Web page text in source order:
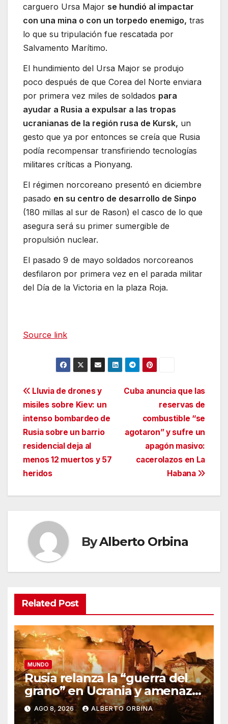
carguero Ursa Major se hundió al impactar
con una mina o con un torpedo enemigo, tras
lo que su tripulación fue rescatada por
Salvamento Marítimo.
El hundimiento del Ursa Major se produjo
poco después de que Corea del Norte enviara
por primera vez miles de soldados para
ayudar a Rusia a expulsar a las tropas
ucranianas de la región rusa de Kursk, un
gesto que ya por entonces se creía que Rusia
podía recompensar transfiriendo tecnologías
militares críticas a Pionyang.
El régimen norcoreano presentó en diciembre
pasado en su centro de desarrollo de Sinpo
(180 millas al sur de Rason) el casco de lo que
asegura será su primer sumergible de
propulsión nuclear.
El pasado 9 de mayo soldados norcoreanos
desfilaron por primera vez en el parada militar
del Día de la Victoria en la plaza Roja.
Source link
Navegación
de
entradas
Cuba anuncia que las
reservas de
combustible “se
agotaron” y sufre un
apagón masivo:
cacerolazos en La
Habana
Lluvia de drones y
misiles sobre Kiev: un
intenso bombardeo de
Rusia sobre un barrio
residencial deja al
menos 12 muertos y 57
heridos
ByAlberto Orbina
Related Post
MUNDO
Rusia relanza la “guerra del
grano” en Ucrania y amenaza
el suministro global de
alimentos
AGO 8, 2026 ALBERTO ORBINA